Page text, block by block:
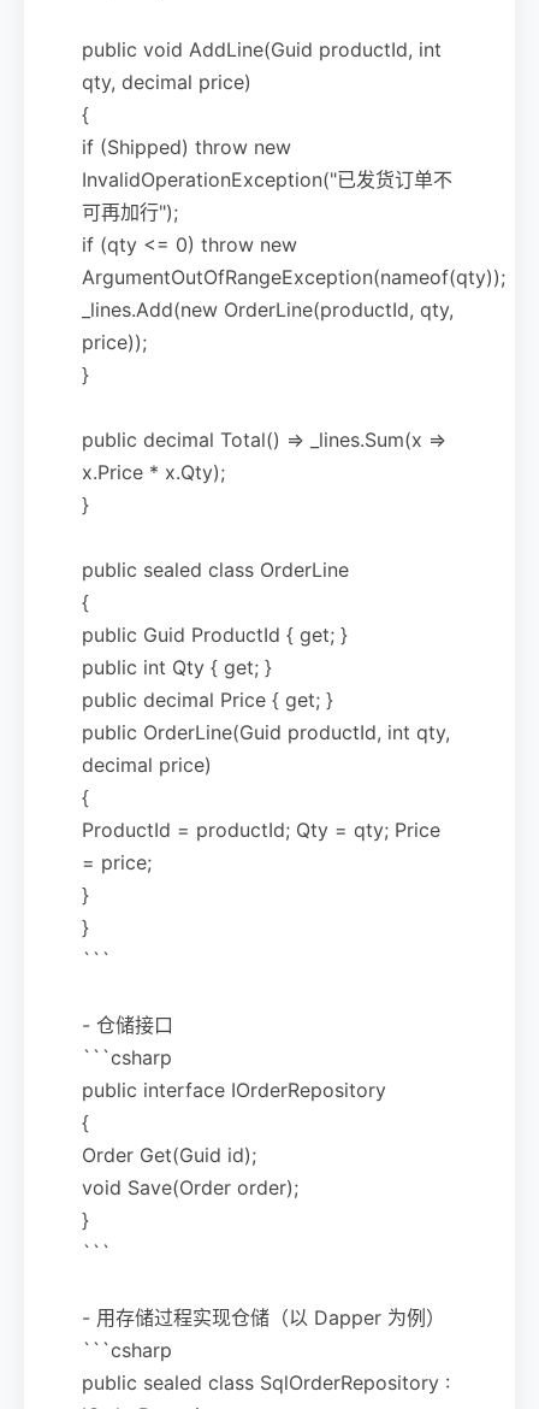
public void AddLine(Guid productId, int
qty, decimal price)
{
if (Shipped) throw new
InvalidOperationException("已发货订单不
可再加行");
if (qty <= 0) throw new
ArgumentOutOfRangeException(nameof(qty));
_lines.Add(new OrderLine(productId, qty,
price));
}
public decimal Total() => _lines.Sum(x =>
x.Price * x.Qty);
}
public sealed class OrderLine
{
public Guid ProductId { get; }
public int Qty { get; }
public decimal Price { get; }
public OrderLine(Guid productId, int qty,
decimal price)
{
ProductId = productId; Qty = qty; Price
= price;
}
}
```
- 仓储接口
```csharp
public interface IOrderRepository
{
Order Get(Guid id);
void Save(Order order);
}
```
- 用存储过程实现仓储（以 Dapper 为例）
```csharp
public sealed class SqlOrderRepository :